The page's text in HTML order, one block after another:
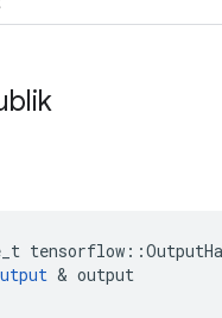
tensorflow ::
& output